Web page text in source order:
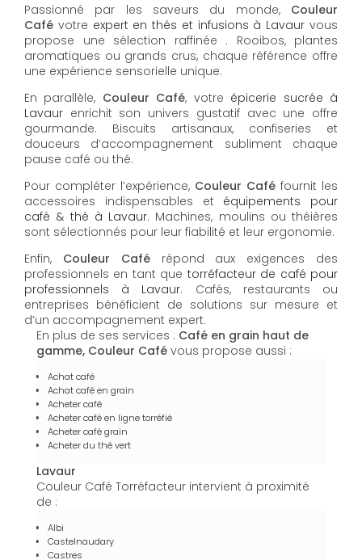
Passionné par les saveurs du monde, Couleur
Café votre expert en thés et infusions à Lavaur vous
propose une sélection raffinée . Rooibos, plantes
aromatiques ou grands crus, chaque référence offre
une expérience sensorielle unique.
En parallèle, Couleur Café, votre épicerie sucrée à
Lavaur enrichit son univers gustatif avec une offre
gourmande. Biscuits artisanaux, confiseries et
douceurs d’accompagnement subliment chaque
pause café ou thé.
Pour compléter l’expérience, Couleur Café fournit les
accessoires indispensables et équipements pour
café & thé à Lavaur. Machines, moulins ou théières
sont sélectionnés pour leur fiabilité et leur ergonomie.
Enfin, Couleur Caférépond aux exigences des
professionnels en tant que torréfacteur de café pour
professionnels à Lavaur. Cafés, restaurants ou
entreprises bénéficient de solutions sur mesure et
d’un accompagnement expert.
En plus de ses services : Café en grain haut de
gamme, Couleur Café vous propose aussi :
Achat café
Achat café en grain
Acheter café
Acheter café en ligne torréfié
Acheter café grain
Acheter du thé vert
Lavaur
Couleur Café Torréfacteur intervient à proximité
de :
Albi
Castelnaudary
Castres